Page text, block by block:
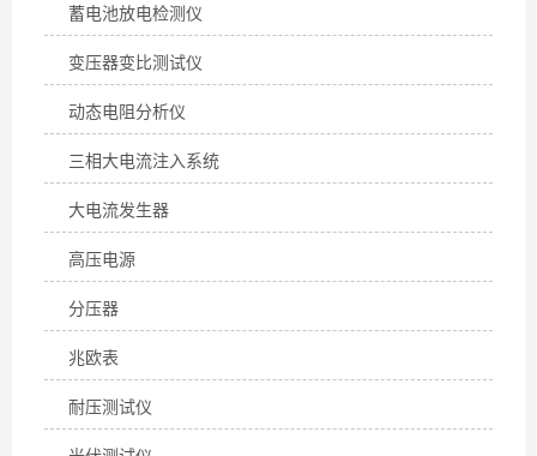
蓄电池放电检测仪
变压器变比测试仪
动态电阻分析仪
三相大电流注入系统
大电流发生器
高压电源
分压器
兆欧表
耐压测试仪